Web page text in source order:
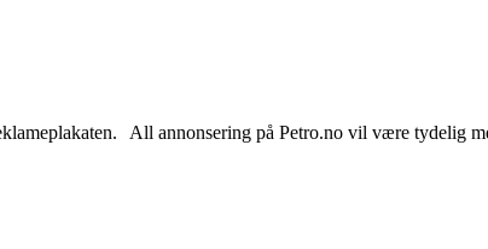
All annonsering på Petro.no vil være tydelig